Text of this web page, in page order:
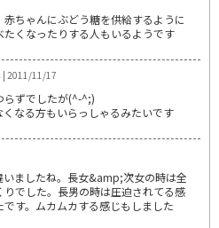
ちゃんにぶどう糖を供給するように
くなったりする人もいるようです
| 2011/11/17
らずでしたが(^-^;)
なる方もいらっしゃるみたいです
ましたね。長女&amp;次女の時は全
でした。長男の時は圧迫されてる感
す。ムカムカする感じもしました